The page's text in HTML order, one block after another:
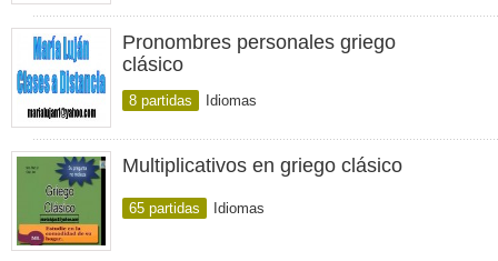
Pronombres personales griego
clásico
8 partidas Idiomas
Multiplicativos en griego clásico
65 partidas Idiomas